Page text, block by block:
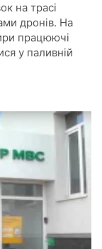
на трасі
дронів. На
працюючі
у паливній